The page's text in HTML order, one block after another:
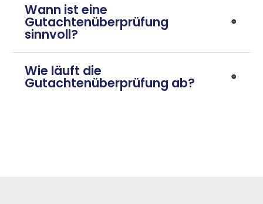
Wann ist eine
Gutachtenüberprüfung
sinnvoll?
Wie läuft die
Gutachtenüberprüfung ab?